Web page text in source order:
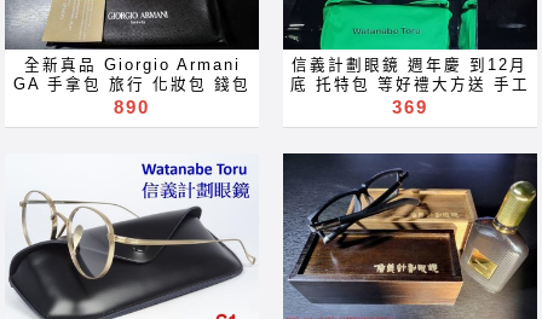
окуляри Cermin mata
hitam ocularia solaria
темные очки Көзілдірік
solbriller Okulary
aurinkolasit 太陽眼鏡 太阳
眼镜 and ImeMyself
Eyewear casual wear
zonnebril Sluneční brýle
Lunettes de soleil عینک
آفتابی نظارة شمسية
משקפי שמש Сонечныя
акуляры サングラス
solbriller güneş gözlüğü
hita napszemüveg
Sólgleraugu Kacamata धूप
का चश्मा Gafas de sol
แว่นตากันแดด Сонячні
окуляри Cermin mata
hitam ocularia solaria
темные очки Көзілдірік
solbriller Okulary
aurinkolasit 太陽眼鏡 太阳
眼镜 and ImeMyself
Brýle Mga Salamin
occhiali Gläser szemüveg
Окуляри bril Kính
glasögon Gelas चश्मा めが
ね 안경 Okulary specula
for Rx prescription near
far sighted reading glass
blue ray light block filter
lenses Óculos de sol 선글
라스 Sonnenbrillen
occhiali da sole
solglasögon Kính râm
zonnebril Sluneční brýle
occhiali Gläser szemüveg
Окуляри bril Kính
glasögon Gelas चश्मा めが
ね 안경 Okulary specula
spectacles glasses
for Rx prescription near
far sighted reading glass
blue ray light block filter
lenses Óculos de sol 선글
라스 Sonnenbrillen
occhiali da sole
solglasögon Kính râm
zonnebril Sluneční brýle
Lunettes de soleil عینک
全新真品 Giorgio Armani
GA 手拿包 旅行 化妝包 錢包
手工眼鏡 抗藍光 全視線 變色
色鏡片 抗蓝光 滤蓝光 全視線
變色鏡片 全视线 变色镜片 禮
物 贈品 禮品 gift for
Акуляры Kacamata Gafas
Des lunettes نظارات очки
Brýle Mga Salamin
occhiali Gläser szemüveg
Окуляри bril Kính
890
信義計劃眼鏡 週年慶 到12月
底 托特包 等好禮大方送 手工
眼鏡 抗藍光 全視線 變色鏡片
抗蓝光 滤蓝光 全視線 變色鏡
片 全视线 变色镜片 禮物 贈
品 禮品 gift for Акуляры
Kacamata Gafas Des
lunettes نظارات очки
Brýle Mga Salamin
occhiali Gläser szemüveg
Окуляри bril Kính
369